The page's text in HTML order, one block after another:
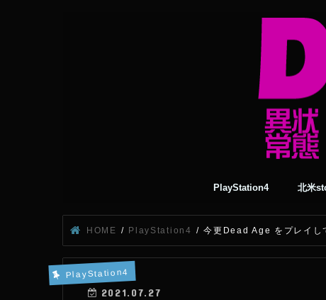
PlayStation4 北米
HOME PlayStation4 今更Dead Age をプレイし
PlayStation4
2021.07.27